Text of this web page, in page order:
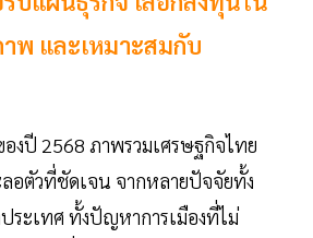
พ และเหมาะสมกับ
งปี 2568 ภาพรวมเศรษฐกิจไทย
อตัวที่ชัดเจน จากหลายปัจจัยทั้ง
ระเทศ ทั้งปัญหาการเมืองที่ไม่